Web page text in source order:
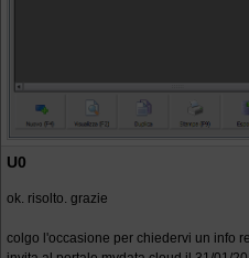
U0
ok. risolto. grazie
colgo l'occasione per chiedervi un info